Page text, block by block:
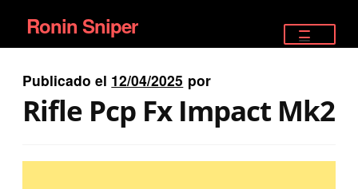
Ir
a
la
navegación
Ir
al
contenido
Ronin Sniper
EQUIPAMIENTO ÉLITE
Publicado el 12/04/2025 por
Rifle Pcp Fx Impact Mk2